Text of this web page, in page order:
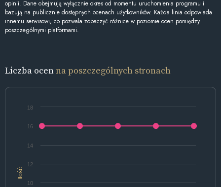
opinii. Dane obejmują wyłącznie okres od momentu uruchomienia programu i
bazują na publicznie dostępnych ocenach użytkowników. Każda linia odpowiada
innemu serwisowi, co pozwala zobaczyć różnice w poziomie ocen pomiędzy
poszczególnymi platformami.
Liczba ocenna poszczególnych stronach
Ilość
10
12
14
16
18